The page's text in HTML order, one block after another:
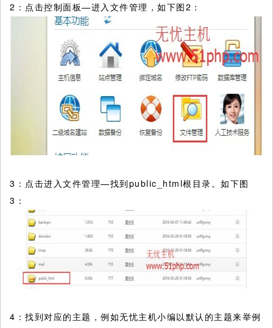
2：点击控制面板—进入文件管理，如下图2：
3：点击进入文件管理—找到public_html根目录。如下图
3：
4：找到对应的主题，例如无忧主机小编以默认的主题来举例